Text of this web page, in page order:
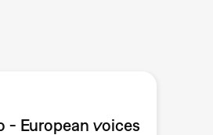
- European voices